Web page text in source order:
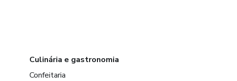
Culinária e gastronomia
Confeitaria